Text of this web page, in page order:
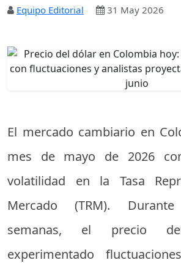
Equipo Editorial 31 May 2026
El mercado cambiario en
mes de mayo de 2026
volatilidad en la Tasa
Mercado (TRM).
semanas, el precio
experimentado